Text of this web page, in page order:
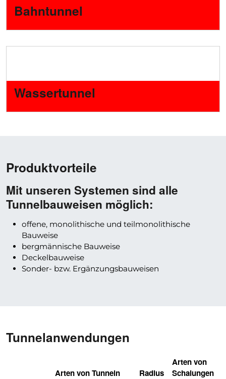
Bahntunnel
Wassertunnel
Produktvorteile
Mit unseren Systemen sind alle
Tunnelbauweisen möglich:
offene, monolithische und teilmonolithische
Bauweise
bergmännische Bauweise
Deckelbauweise
Sonder- bzw. Ergänzungsbauweisen
Tunnelanwendungen
Arten von Tunneln Radius
Arten von
Schalungen